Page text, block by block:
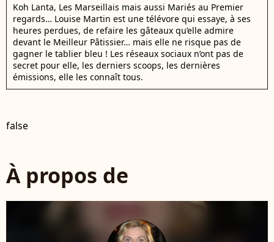
Koh Lanta, Les Marseillais mais aussi Mariés au Premier
regards… Louise Martin est une télévore qui essaye, à ses
heures perdues, de refaire les gâteaux qu’elle admire
devant le Meilleur Pâtissier… mais elle ne risque pas de
gagner le tablier bleu ! Les réseaux sociaux n’ont pas de
secret pour elle, les derniers scoops, les dernières
émissions, elle les connaît tous.
false
À propos de